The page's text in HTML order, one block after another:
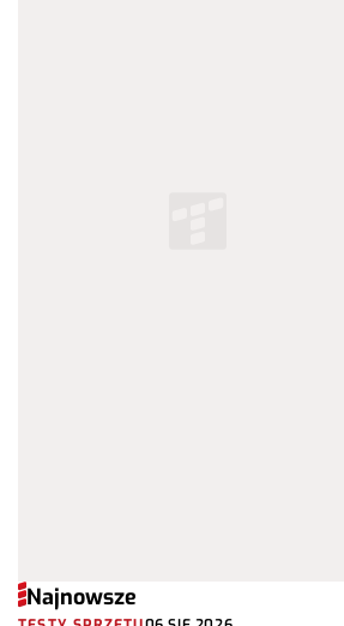
Najnowsze